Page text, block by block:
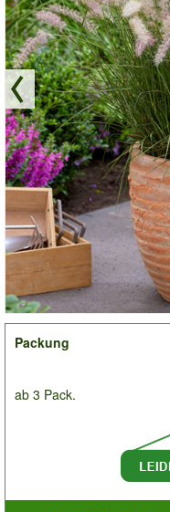
order
Packung
ab 3 Pack.